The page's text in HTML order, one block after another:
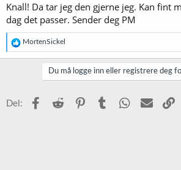
Knall! Da tar jeg den gjerne jeg. Kan fint
dag det passer. Sender deg PM
R
e
a
MortenSickel
Du må logge inn eller registrere deg
Del: Facebook
Reddit PinterestTumblr WhatsApp
E-post